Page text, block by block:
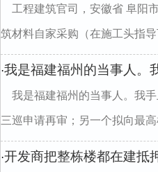
工程建筑官司，安徽省 阜阳
筑材料自家采购（在施工头指
·我是福建福州的当事人。
我是福建福州的当事人。我
三巡申请再审；另一个拟向最
·开发商把整栋楼都在建抵